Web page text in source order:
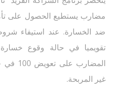
مضارب يستطيع الحصول على
تقويميا في حالة وقوع
غير المربحة.